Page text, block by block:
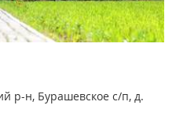
р-н, Бурашевское с/п, д.